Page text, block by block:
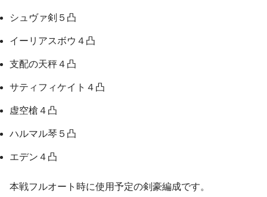
シュヴァ剣５凸
イーリアスボウ４凸
支配の天秤４凸
サティフィケイト４凸
虚空槍４凸
ハルマル琴５凸
エデン４凸
本戦フルオート時に使用予定の剣豪編成です。